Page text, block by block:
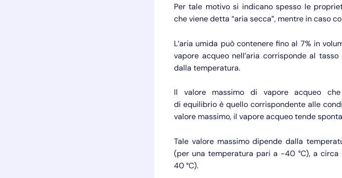
Per tale motivo si indicano spesso le
che viene detta “aria secca”, mentre in caso
L’aria umida può contenere fino al 7% in
vapore acqueo nell’aria corrisponde al
dalla temperatura.
Il valore massimo di vapore acqueo
di equilibrio è quello corrispondente alle
valore massimo, il vapore acqueo tende
Tale valore massimo dipende dalla
(per una temperatura pari a −40 °C), a
40 °C).